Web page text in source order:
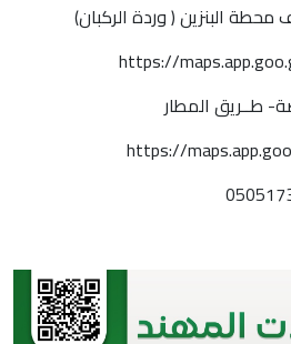
البنزين ( وردة الركبان)
https://
طــريق المطار
https://